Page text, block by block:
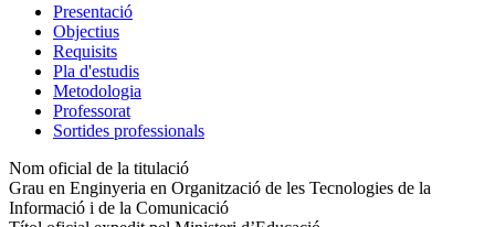
Presentació
Objectius
Requisits
Pla d'estudis
Metodologia
Professorat
Sortides professionals
Nom oficial de la titulació
Grau en Enginyeria en Organització de les Tecnologies de la
Informació i de la Comunicació